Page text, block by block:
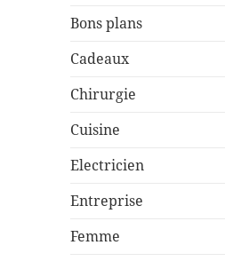
Bons plans
Cadeaux
Chirurgie
Cuisine
Electricien
Entreprise
Femme